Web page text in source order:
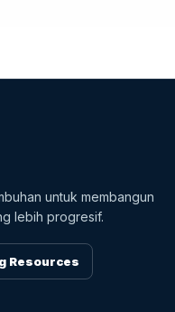
untuk membangun
lebih progresif.
Resources